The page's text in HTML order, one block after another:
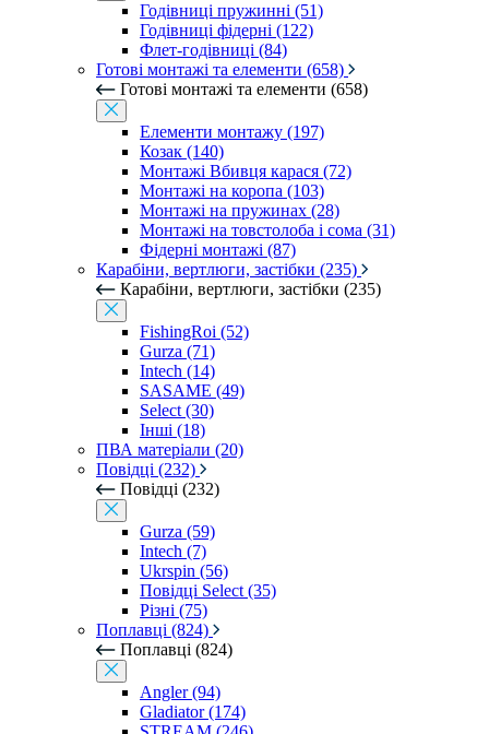
Годівниці пружинні (51)
Годівниці фідерні (122)
Флет-годівниці (84)
Готові монтажі та елементи (658)
Готові монтажі та елементи (658)
Елементи монтажу (197)
Козак (140)
Монтажі Вбивця карася (72)
Монтажі на коропа (103)
Монтажі на пружинах (28)
Монтажі на товстолоба і сома (31)
Фідерні монтажі (87)
Карабіни, вертлюги, застібки (235)
Карабіни, вертлюги, застібки (235)
FishingRoi (52)
Gurza (71)
Intech (14)
SASAME (49)
Select (30)
Інші (18)
ПВА матеріали (20)
Повідці (232)
Повідці (232)
Gurza (59)
Intech (7)
Ukrspin (56)
Повідці Select (35)
Різні (75)
Поплавці (824)
Поплавці (824)
Angler (94)
Gladiator (174)